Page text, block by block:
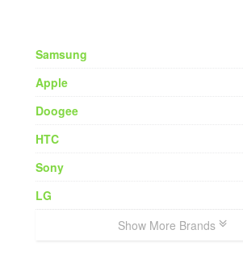
Samsung
Apple
Doogee
HTC
Sony
LG
Show More Brands